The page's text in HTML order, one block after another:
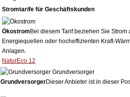
Stromtarife für Geschäftskunden
Ökostrom Bei diesem Tarif beziehen Sie Strom
Energiequellen oder hocheffizienten Kraft-
Anlagen.
NaturEco 12
Grundversorger
GrundversorgerDieser Anbieter ist in dieser